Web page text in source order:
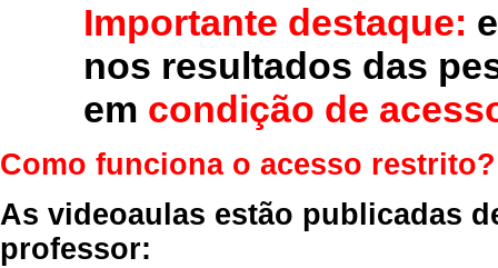
Importante destaque:
nos resultados das
em condição de
Como funciona o acesso restrito?
As videoaulas estão publicadas
professor: